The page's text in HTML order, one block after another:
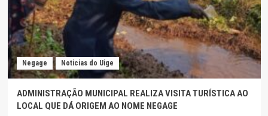
Negage Noticias do Uige
ADMINISTRAÇÃO MUNICIPAL REALIZA VISITA TURÍSTICA AO
LOCAL QUE DÁ ORIGEM AO NOME NEGAGE